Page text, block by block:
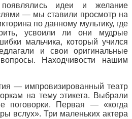
идеи и желание
— мы ставили просмотр на
по данному мультику, где
усвоили ли они мудрые
мальчика, который учился
и свои оригинальные
Находчивости нашим
— импровизированный театр
на тему этикета. Выбрали
поговорки. Первая — «когда
вслух». Три маленьких актера